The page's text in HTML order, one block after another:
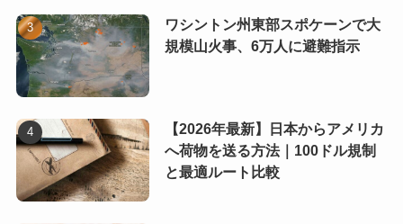
ワシントン州東部スポケーンで大
規模山火事、6万人に避難指示
【2026年最新】日本からアメリカ
へ荷物を送る方法｜100ドル規制
と最適ルート比較